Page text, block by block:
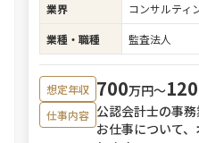
業界
コンサルティ
業種・職種
監査法人
想定年収 700万円〜
仕事内容 公認会計士の事
お仕事について